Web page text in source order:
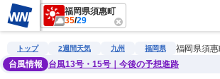
福岡県須惠町
35/29
雨雲レーダー 台風情報 地震情報 警報・注
トップ 2週間天気 九州 福岡県
福岡県須
台風情報
台風13号・15号｜今後の予想進路